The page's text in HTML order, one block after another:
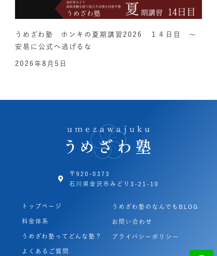
うめざわ塾 ホンキの夏期講習2026 １４日目 ～
安易に公式へ逃げるな
2026年8月5日
〒920-0373
石川県金沢市みどり3-21-10
トップページ
料金体系
うめざわ塾ってどんな塾？
よくあるご質問
うめざわ塾のなんでもBLOG
お問い合わせ
プライバシーポリシー